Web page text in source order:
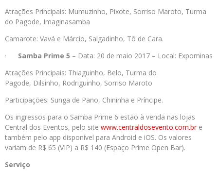
Atrações Principais: Mumuzinho, Pixote, Sorriso Maroto, Turma
do Pagode, Imaginasamba
Camarote: Vavá e Márcio, Salgadinho, Tô de Cara.
· Samba Prime 5 – Data: 20 de maio 2017 – Local: Expominas
Atrações Principais: Thiaguinho, Belo, Turma do
Pagode, Dilsinho, Rodriguinho, Sorriso Maroto
Participações: Sunga de Pano, Chininha e Príncipe.
Os ingressos para o Samba Prime 6 estão à venda nas lojas
Central dos Eventos, pelo site www.centraldosevento.com.bre
também pelo app disponível para Android e iOS. Os valores
variam de R$ 65 (VIP) a R$ 140 (Espaço Prime Open Bar).
Serviço